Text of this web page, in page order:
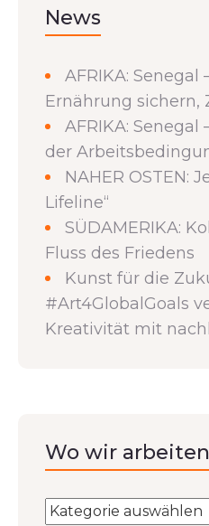
News
AFRIKA: Senegal
Ernährung sichern,
AFRIKA: Senegal
der
NAHER OSTEN:
Lifeline“
SÜDAMERIKA:
Fluss des Friedens
Kunst für die
#Art4GlobalGoals
Kreativität mit
Wo wir arbeiten